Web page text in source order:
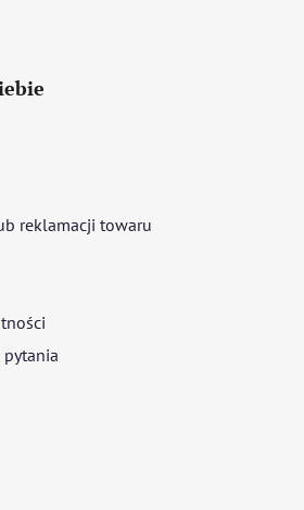
reklamacji towaru
pytania